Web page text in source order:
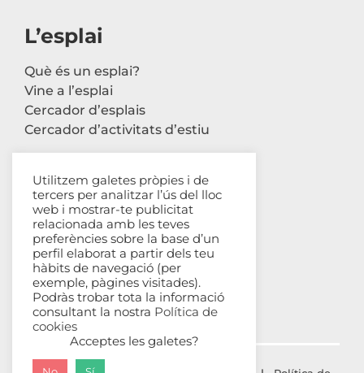
L’esplai
Què és un esplai?
Vine a l’esplai
Cercador d’esplais
Cercador d’activitats d’estiu
Contacte
Carrer Avinyó, 44 2n
08002 Barcelona
93 302 61 03
esplac@esplac.cat
Utilitzem galetes pròpies i de
tercers per analitzar l’ús del lloc
web i mostrar-te publicitat
relacionada amb les teves
preferències sobre la base d’un
perfil elaborat a partir dels teu
hàbits de navegació (per
exemple, pàgines visitades).
Podràs trobar tota la informació
consultant la nostra Política de
cookies
Acceptes les galetes?